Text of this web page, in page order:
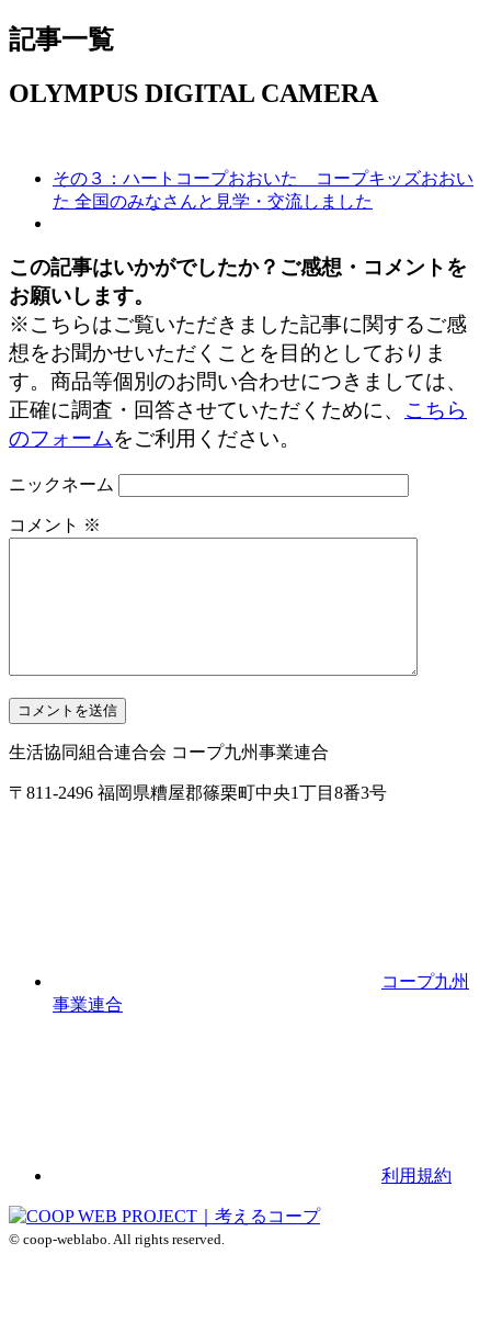
記事一覧
OLYMPUS DIGITAL CAMERA
その３：ハートコープおおいた コープキッズおおい
た 全国のみなさんと見学・交流しました
この記事はいかがでしたか？ご感想・コメントを
お願いします。
※こちらはご覧いただきました記事に関するご感
想をお聞かせいただくことを目的としておりま
す。商品等個別のお問い合わせにつきましては、
正確に調査・回答させていただくために、 こちら
のフォームをご利用ください。
ニックネーム
コメント ※
生活協同組合連合会 コープ九州事業連合
〒811-2496 福岡県糟屋郡篠栗町中央1丁目8番3号
コープ九州
事業連合
利用規約
© coop-weblabo. All rights reserved.